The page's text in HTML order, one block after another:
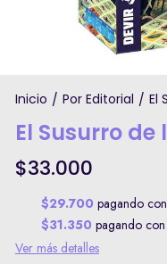
Inicio / Por Editorial / El
El Susurro de
$33.000
$29.700 pagando
$31.350 pagando
Ver más detalles